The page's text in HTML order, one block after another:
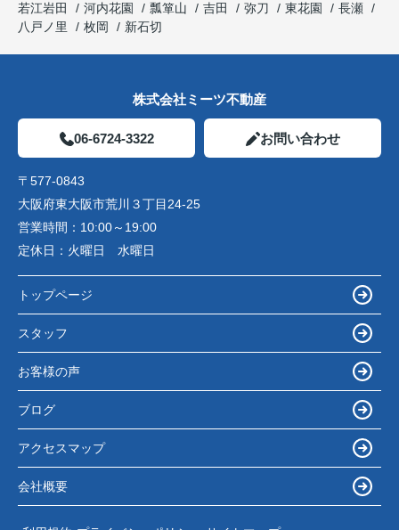
若江岩田
河内花園 瓢箪山 吉田 弥刀 東花園
長瀬
八戸ノ里
枚岡 新石切
株式会社ミーツ不動産
06-6724-3322 お問い合わせ
〒577-0843
大阪府東大阪市荒川３丁目24-25
営業時間： 10:00～19:00
定休日： 火曜日 水曜日
トップページ
スタッフ
お客様の声
ブログ
アクセスマップ
会社概要